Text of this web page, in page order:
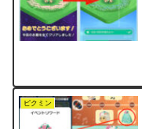
ピクミン